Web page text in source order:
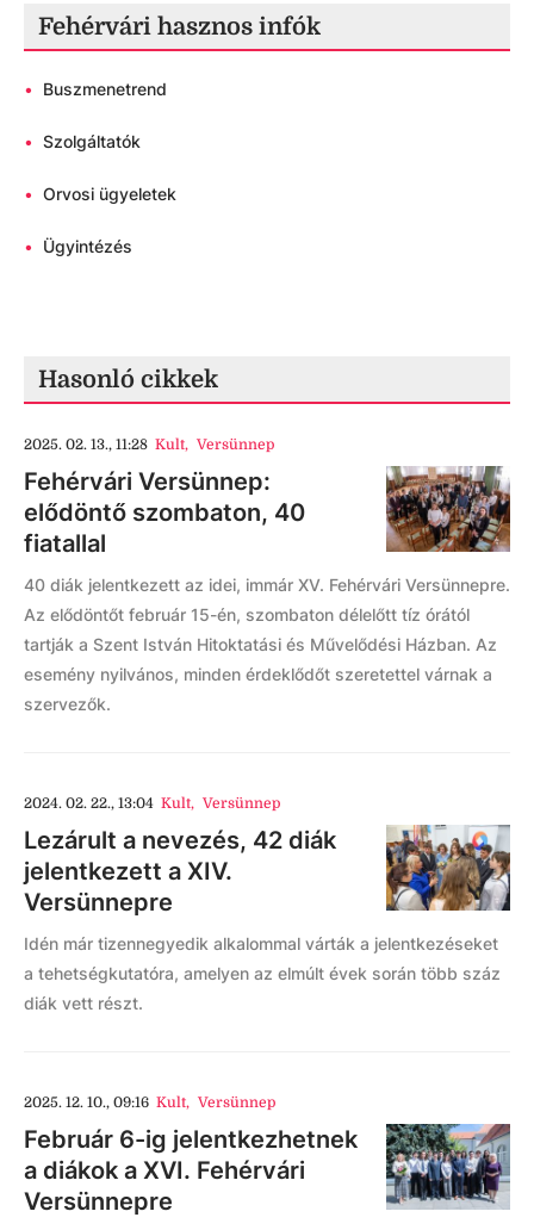
Fehérvári hasznos infók
• Buszmenetrend
• Szolgáltatók
• Orvosi ügyeletek
• Ügyintézés
Hasonló cikkek
2025. 02. 13., 11:28 Kult, Versünnep
Fehérvári Versünnep:
elődöntő szombaton, 40
fiatallal
40 diák jelentkezett az idei, immár XV. Fehérvári Versünnepre.
Az elődöntőt február 15-én, szombaton délelőtt tíz órától
tartják a Szent István Hitoktatási és Művelődési Házban. Az
esemény nyilvános, minden érdeklődőt szeretettel várnak a
szervezők.
2024. 02. 22., 13:04 Kult, Versünnep
Lezárult a nevezés, 42 diák
jelentkezett a XIV.
Versünnepre
Idén már tizennegyedik alkalommal várták a jelentkezéseket
a tehetségkutatóra, amelyen az elmúlt évek során több száz
diák vett részt.
2025. 12. 10., 09:16 Kult, Versünnep
Február 6-ig jelentkezhetnek
a diákok a XVI. Fehérvári
Versünnepre